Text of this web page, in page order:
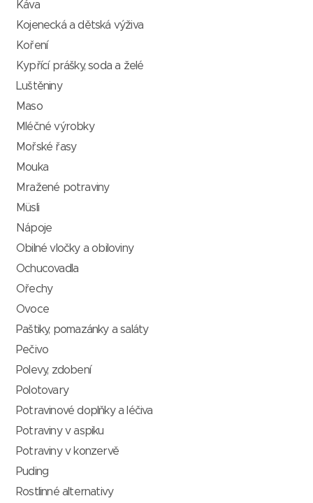
Káva
Kojenecká a dětská výživa
Koření
Kypřící prášky, soda a želé
Luštěniny
Maso
Mléčné výrobky
Mořské řasy
Mouka
Mražené potraviny
Müsli
Nápoje
Obilné vločky a obiloviny
Ochucovadla
Ořechy
Ovoce
Paštiky, pomazánky a saláty
Pečivo
Polevy, zdobení
Polotovary
Potravinové doplňky a léčiva
Potraviny v aspiku
Potraviny v konzervě
Puding
Rostlinné alternativy